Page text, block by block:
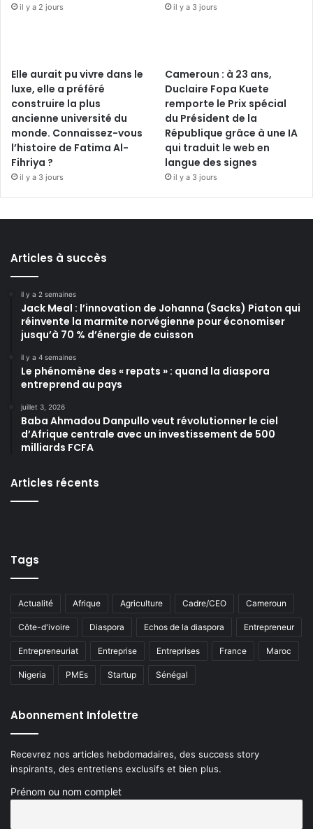
il y a 2 jours il y a 3 jours
Elle aurait pu vivre dans le
luxe, elle a préféré
construire la plus
ancienne université du
monde. Connaissez-vous
l’histoire de Fatima Al-
Fihriya ?
il y a 3 jours
Cameroun : à 23 ans,
Duclaire Fopa Kuete
remporte le Prix spécial
du Président de la
République grâce à une IA
qui traduit le web en
langue des signes
il y a 3 jours
Articles à succès
il y a 2 semaines
Jack Meal : l’innovation de Johanna (Sacks) Piaton qui
réinvente la marmite norvégienne pour économiser
jusqu’à 70 % d’énergie de cuisson
il y a 4 semaines
Le phénomène des « repats » : quand la diaspora
entreprend au pays
juillet 3, 2026
Baba Ahmadou Danpullo veut révolutionner le ciel
d’Afrique centrale avec un investissement de 500
milliards FCFA
Articles récents
Tags
Actualité Afrique Agriculture Cadre/CEO Cameroun
Côte-d'ivoire Diaspora Echos de la diaspora Entrepreneur
Entrepreneuriat Entreprise Entreprises France Maroc
Nigeria PMEs Startup Sénégal
Abonnement Infolettre
Recevrez nos articles hebdomadaires, des success story
inspirants, des entretiens exclusifs et bien plus.
Prénom ou nom complet